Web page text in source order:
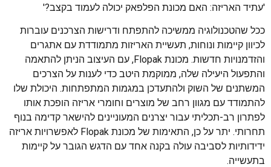
'עתיד האריזה: האם מכונת הפלפאק יכולה לעמוד בקצב?'
ככל שהטכנולוגיה ממשיכה להתפתח ודרישות הצרכנים עוברות
לכיוון קיימות ונוחות, תעשיית האריזות מתמודדת עם אתגרים
והזדמנויות חדשות. מכונת Flopak, עם העיצוב הניתן להתאמה
והתפעול היעילה שלה, ממוקמת היטב כדי לענות על הצרכים
המשתנים של השוק ולהתעדכן במגמות המתפתחות. היכולת שלו
להתמודד עם מגוון רחב של מוצרים וחומרי אריזה הופכת אותו
לפתרון רב-תכליתי עבור יצרנים המעוניינים להישאר קדימה בנוף
תחרותי. יתר על כן, התאימות של מכונת Flopak לאפשרויות אריזה
ידידותיות לסביבה עולה בקנה אחד עם הדגש הגובר על קיימות
בתעשייה.